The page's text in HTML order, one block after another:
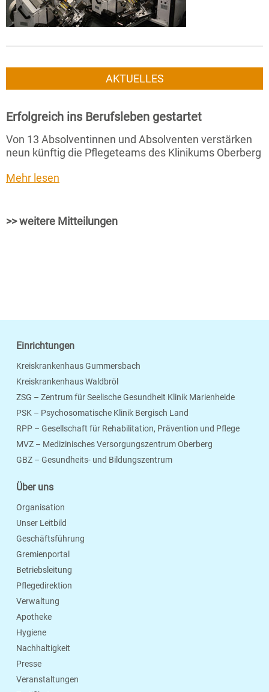
AKTUELLES
Erfolgreich ins Berufsleben gestartet
Von 13 Absolventinnen und Absolventen verstärken
neun künftig die Pflegeteams des Klinikums Oberberg
Mehr lesen
>> weitere Mitteilungen
Einrichtungen
Kreiskrankenhaus Gummersbach
Kreiskrankenhaus Waldbröl
ZSG – Zentrum für Seelische Gesundheit Klinik Marienheide
PSK – Psychosomatische Klinik Bergisch Land
RPP – Gesellschaft für Rehabilitation, Prävention und Pflege
MVZ – Medizinisches Versorgungszentrum Oberberg
GBZ – Gesundheits- und Bildungszentrum
Über uns
Organisation
Unser Leitbild
Geschäftsführung
Gremienportal
Betriebsleitung
Pflegedirektion
Verwaltung
Apotheke
Hygiene
Nachhaltigkeit
Presse
Veranstaltungen